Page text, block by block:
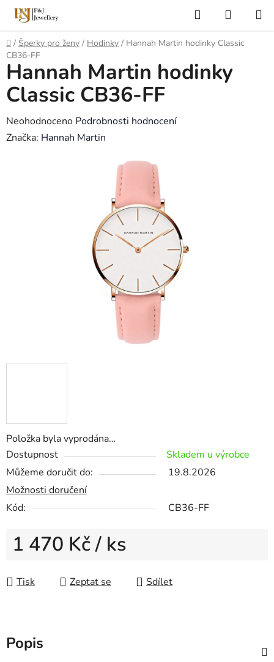
Přejít
obsah
Hledat
KOŠÍK
Domů
/ Šperky pro ženy / Hodinky / Hannah Martin hodinky Classic
CB36-FF
Položka byla vyprodána…
Dostupnost
Skladem u výrobce
Můžeme doručit do:
19.8.2026
Možnosti doručení
Kód:
CB36-FF
1 470 Kč/ ks
Tisk
Zeptat se Sdílet
Hannah Martin hodinky
Classic CB36-FF
Průměrné
hodnocení
Neohodnoceno Podrobnosti hodnocení
Značka: Hannah Martin
Popis